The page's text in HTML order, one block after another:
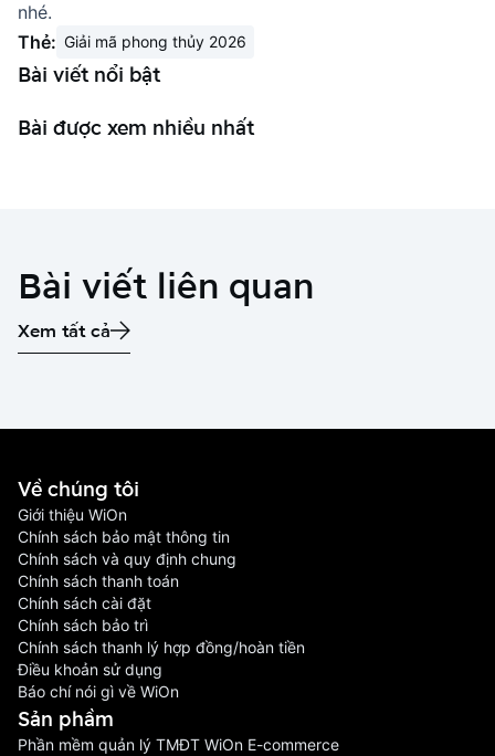
nhé.
Thẻ: Giải mã phong thủy 2026
Bài viết nổi bật
Bài được xem nhiều nhất
Bài viết liên quan
Xem tất cả
Về chúng tôi
Giới thiệu WiOn
Chính sách bảo mật thông tin
Chính sách và quy định chung
Chính sách thanh toán
Chính sách cài đặt
Chính sách bảo trì
Chính sách thanh lý hợp đồng/hoàn tiền
Điều khoản sử dụng
Báo chí nói gì về WiOn
Sản phầm
Phần mềm quản lý TMĐT WiOn E-commerce